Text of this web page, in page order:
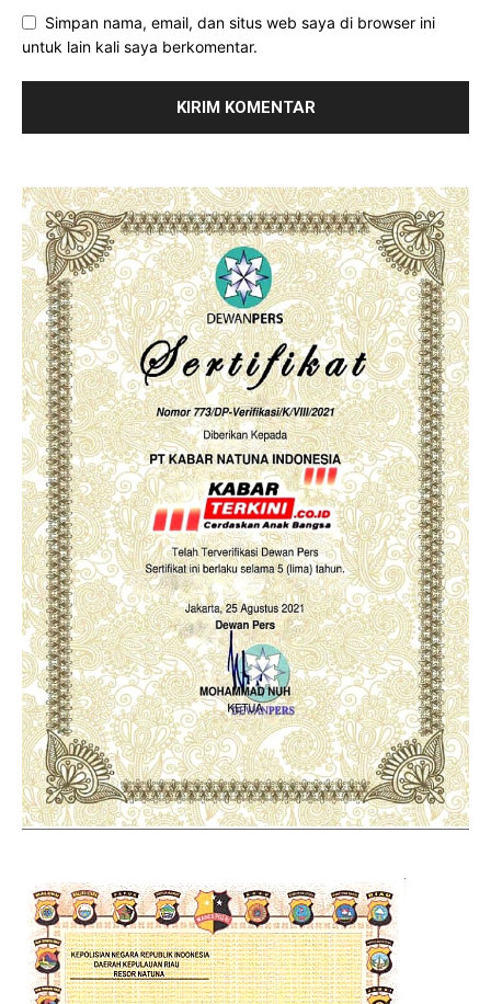
Simpan nama, email, dan situs web saya di browser ini
untuk lain kali saya berkomentar.